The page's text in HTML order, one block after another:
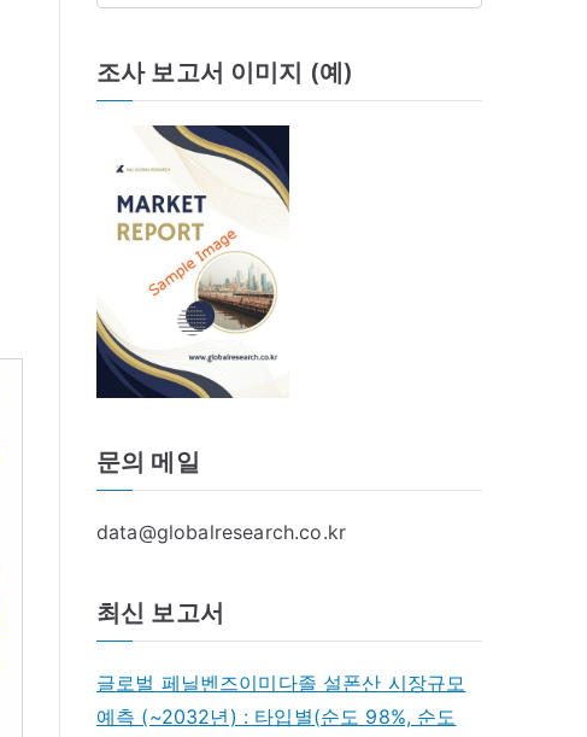
조사 보고서 이미지 (예)
문의 메일
data@globalresearch.co.kr
최신 보고서
글로벌 페닐벤즈이미다졸 설폰산 시장규모
예측 (~2032년) : 타입별(순도 98%, 순도